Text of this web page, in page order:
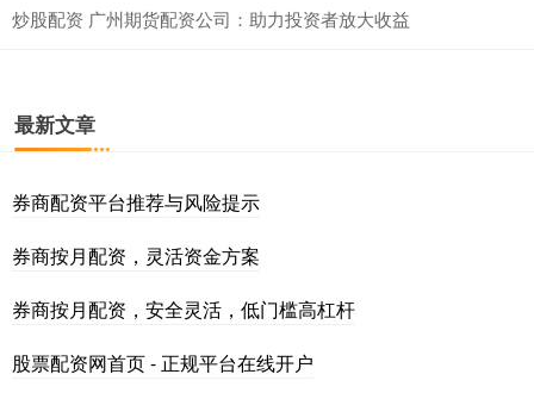
炒股配资 广州期货配资公司：助力投资者放大收益
最新文章
券商配资平台推荐与风险提示
券商按月配资，灵活资金方案
券商按月配资，安全灵活，低门槛高杠杆
股票配资网首页 - 正规平台在线开户